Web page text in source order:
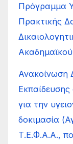
Πρόγραμμα
Πρακτικής
Ανακοίνωση
Εκπαίδευσης
για την
δοκιμασία
Τ.Ε.Φ.Α.Α.,